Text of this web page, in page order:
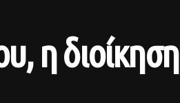
η διοίκηση